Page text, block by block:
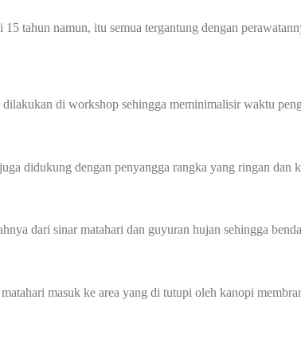
tahun namun, itu semua tergantung dengan
di workshop sehingga meminimalisir waktu
didukung dengan penyangga rangka yang ringan
dari sinar matahari dan guyuran hujan sehingga
masuk ke area yang di tutupi oleh kanopi